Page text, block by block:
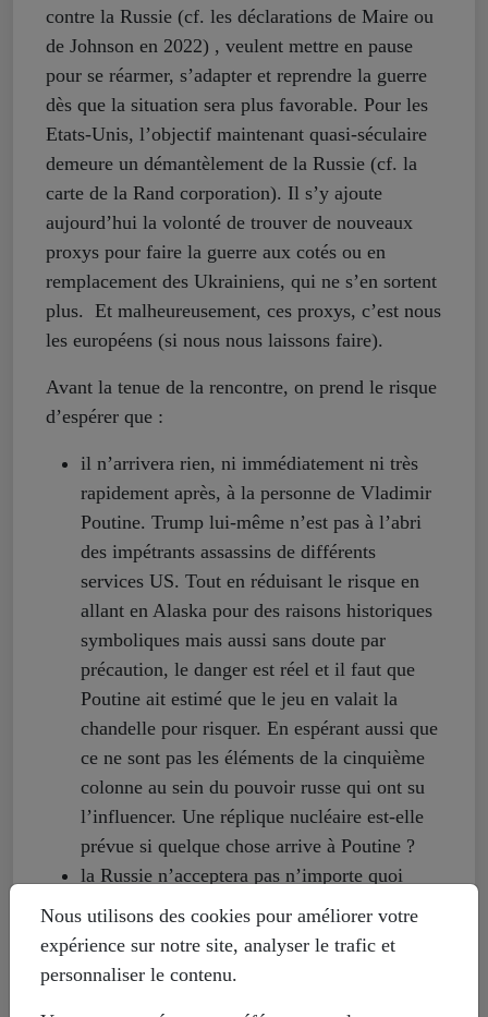
contre la Russie (cf. les déclarations de Maire ou
de Johnson en 2022) , veulent mettre en pause
pour se réarmer, s’adapter et reprendre la guerre
dès que la situation sera plus favorable. Pour les
Etats-Unis, l’objectif maintenant quasi-séculaire
demeure un démantèlement de la Russie (cf. la
carte de la Rand corporation). Il s’y ajoute
aujourd’hui la volonté de trouver de nouveaux
proxys pour faire la guerre aux cotés ou en
remplacement des Ukrainiens, qui ne s’en sortent
plus. Et malheureusement, ces proxys, c’est nous
les européens (si nous nous laissons faire).
Avant la tenue de la rencontre, on prend le risque
d’espérer que :
il n’arrivera rien, ni immédiatement ni très
rapidement après, à la personne de Vladimir
Poutine. Trump lui-même n’est pas à l’abri
des impétrants assassins de différents
services US. Tout en réduisant le risque en
allant en Alaska pour des raisons historiques
symboliques mais aussi sans doute par
précaution, le danger est réel et il faut que
Poutine ait estimé que le jeu en valait la
chandelle pour risquer. En espérant aussi que
ce ne sont pas les éléments de la cinquième
colonne au sein du pouvoir russe qui ont su
l’influencer. Une réplique nucléaire est-elle
prévue si quelque chose arrive à Poutine ?
la Russie n’acceptera pas n’importe quoi
aboutissant à un scénario à la coréenne ou à
la chypriote, qui ne serait qu’une préparation
à une guerre plus terrible à laquelle nous
Nous utilisons des cookies pour améliorer votre
expérience sur notre site, analyser le trafic et
personnaliser le contenu.